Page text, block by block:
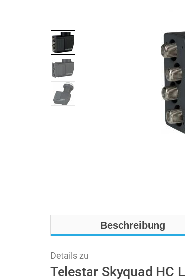
Beschreibung
Details zu
Telestar Skyquad HC